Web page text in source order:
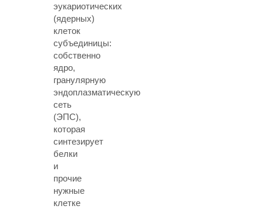
эукариотических
(ядерных)
клеток
субъединицы:
собственно
ядро,
гранулярную
эндоплазматическую
сеть
(ЭПС),
которая
синтезирует
белки
и
прочие
нужные
клетке